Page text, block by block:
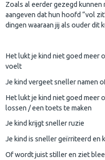
Zoals al eerder gezegd kunnen
aangeven dat hun hoofd “vol
dingen waaraan jij als ouder dit
Het lukt je kind niet goed meer
voelt
Je kind vergeet sneller namen
Het lukt je kind niet goed meer
lossen / een toets te maken
Je kind krijgt sneller ruzie
Je kind is sneller geïrriteerd en
Of wordt juist stiller en ziet